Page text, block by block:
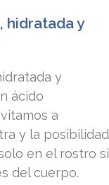
hidratada y
y
ácido
a
y la posibilidad
en el rostro si
del cuerpo.